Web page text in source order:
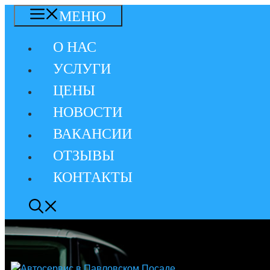
Перейти
содержимому
МЕНЮ
О НАС
УСЛУГИ
ЦЕНЫ
НОВОСТИ
ВАКАНСИИ
ОТЗЫВЫ
КОНТАКТЫ